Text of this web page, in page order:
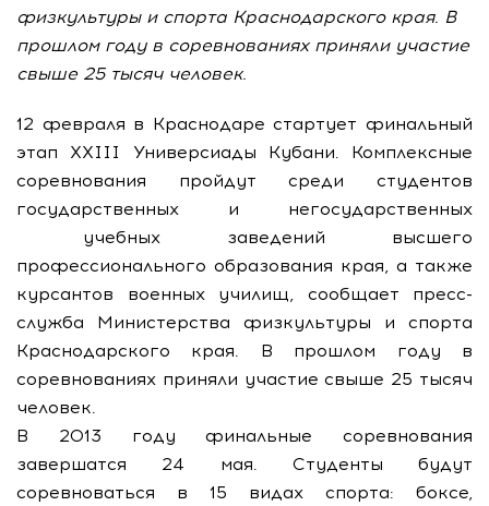
физкультуры и спорта Краснодарского края. В
прошлом году в соревнованиях приняли участие
свыше 25 тысяч человек.
12 февраля в Краснодаре стартует финальный
этап ХХIII Универсиады Кубани. Комплексные
соревнования пройдут среди студентов
государственных и негосударственных
учебных заведений высшего
профессионального образования края, а также
курсантов военных училищ, сообщает пресс-
служба Министерства физкультуры и спорта
Краснодарского края. В прошлом году в
соревнованиях приняли участие свыше 25 тысяч
человек.
В 2013 году финальные соревнования
завершатся 24 мая. Студенты будут
соревноваться в 15 видах спорта: боксе,